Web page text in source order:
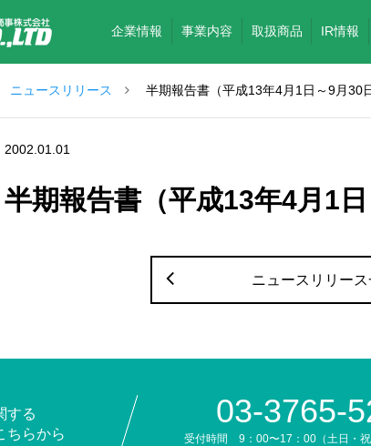
企業情報 事業内容 取扱商品 IR情報
ニュースリリース 半期報告書（平成13年4月1日～9月30日
2002.01.01
半期報告書（平成13年4月1日
ニュースリリー
する
ちらから
03-3765-
受付時間 9：00〜17：00（土日・祝